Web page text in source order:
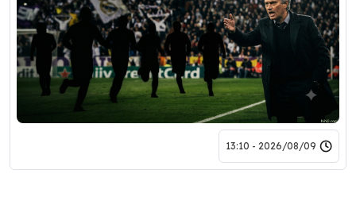
2026/08/09 - 13:10